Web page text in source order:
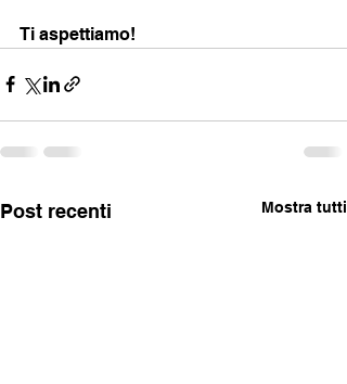
Ti aspettiamo!
Post recenti Mostra tutti